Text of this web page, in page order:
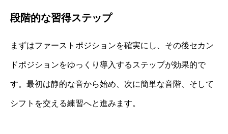
段階的な習得ステップ
まずはファーストポジションを確実にし、その後セカン
ドポジションをゆっくり導入するステップが効果的で
す。最初は静的な音から始め、次に簡単な音階、そして
シフトを交える練習へと進みます。